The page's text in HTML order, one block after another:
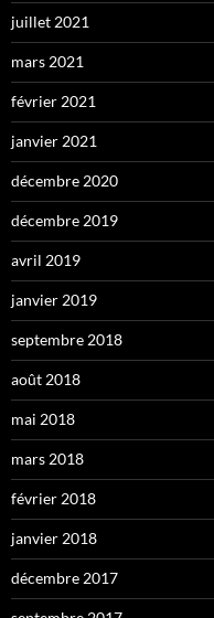
juillet 2021
mars 2021
février 2021
janvier 2021
décembre 2020
décembre 2019
avril 2019
janvier 2019
septembre 2018
août 2018
mai 2018
mars 2018
février 2018
janvier 2018
décembre 2017